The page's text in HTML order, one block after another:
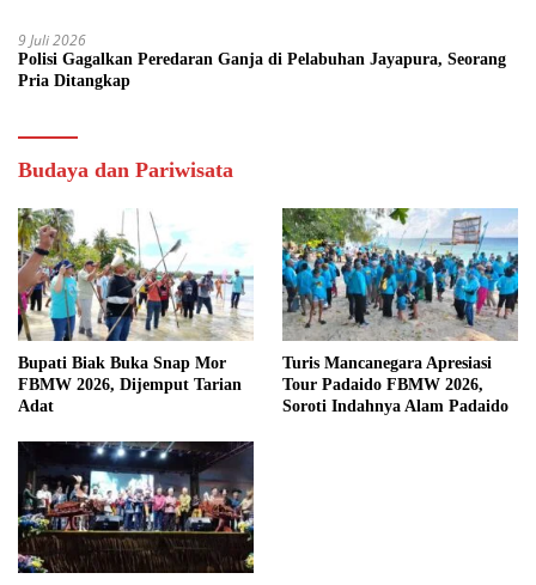
9 Juli 2026
Polisi Gagalkan Peredaran Ganja di Pelabuhan Jayapura, Seorang
Pria Ditangkap
Budaya dan Pariwisata
Bupati Biak Buka Snap Mor
FBMW 2026, Dijemput Tarian
Adat
Turis Mancanegara Apresiasi
Tour Padaido FBMW 2026,
Soroti Indahnya Alam Padaido